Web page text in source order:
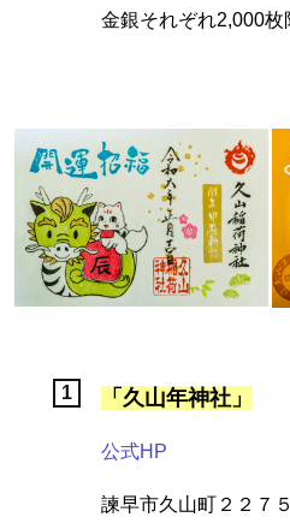
金銀それぞれ2,000枚
「久山年神社」
公式HP
諫早市久山町２２７